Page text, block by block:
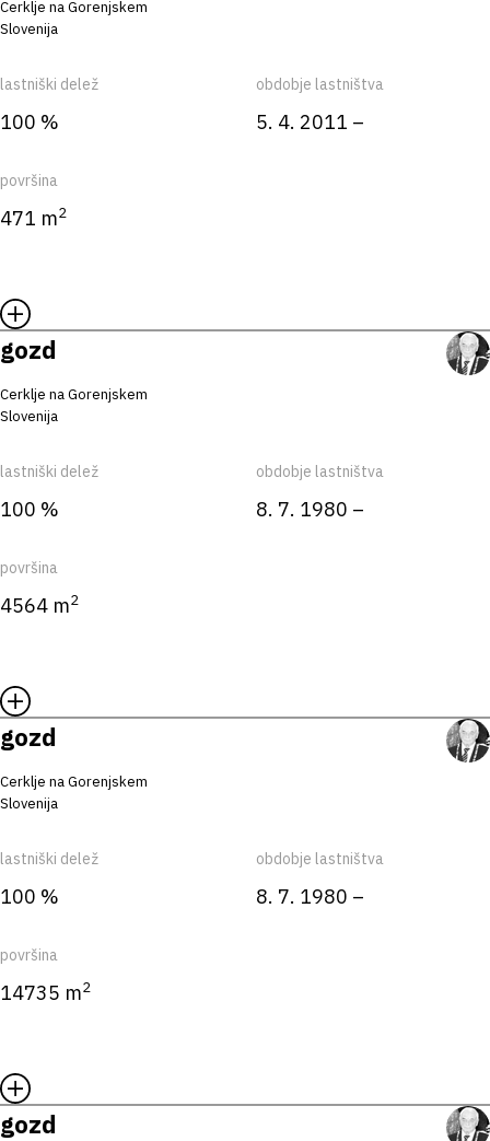
Cerklje na Gorenjskem
Slovenija
lastniški delež
100 %
obdobje lastništva
5. 4. 2011 –
površina
471 m2
gozd
Cerklje na Gorenjskem
Slovenija
lastniški delež
100 %
obdobje lastništva
8. 7. 1980 –
površina
4564 m2
gozd
Cerklje na Gorenjskem
Slovenija
lastniški delež
100 %
obdobje lastništva
8. 7. 1980 –
površina
14735 m2
gozd